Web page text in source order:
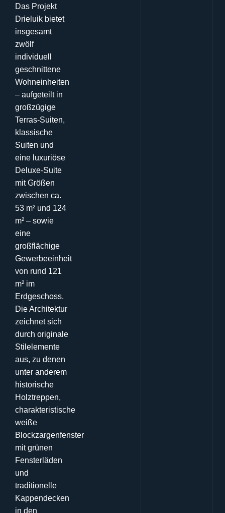
Das Projekt
Drieluik bietet
insgesamt
zwölf
individuell
geschnittene
Wohneinheiten
– aufgeteilt in
großzügige
Terras-Suiten,
klassische
Suiten und
eine luxuriöse
Deluxe-Suite
mit Größen
zwischen ca.
53 m² und 124
m² – sowie
eine
großflächige
Gewerbeeinheit
von rund 121
m² im
Erdgeschoss.
Die Architektur
zeichnet sich
durch originale
Stilelemente
aus, zu denen
unter anderem
historische
Holztreppen,
charakteristische
weiße
Blockzargenfenster
mit grünen
Fensterläden
und
traditionelle
Kappendecken
in den